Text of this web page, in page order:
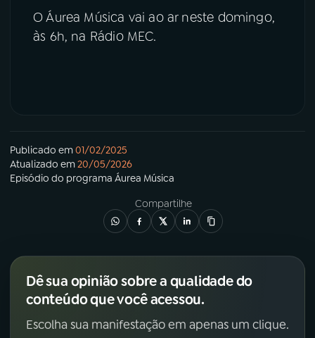
O Áurea Música vai ao ar neste domingo,
às 6h, na Rádio MEC.
Publicado em01/02/2025
Atualizado em20/05/2026
Episódio do programa Áurea Música
Compartilhe
Dê sua opinião sobre a qualidade do
conteúdo que você acessou.
Escolha sua manifestação em apenas um clique.